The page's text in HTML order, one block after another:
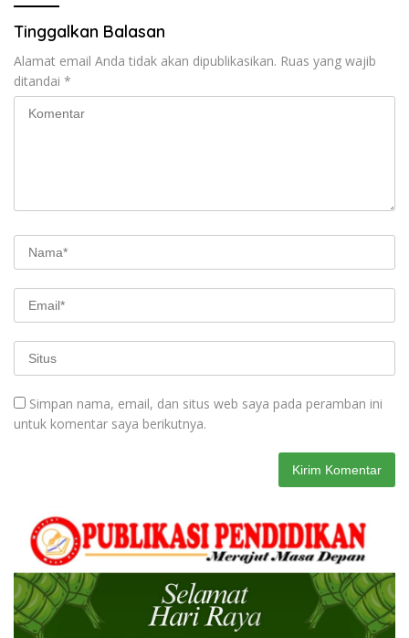
Tinggalkan Balasan
Alamat email Anda tidak akan dipublikasikan. Ruas yang wajib
ditandai *
Simpan nama, email, dan situs web saya pada peramban ini
untuk komentar saya berikutnya.